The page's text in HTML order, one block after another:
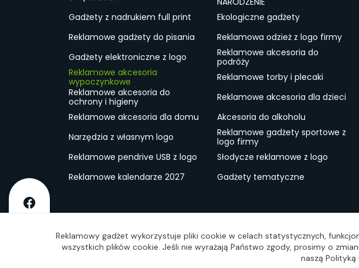
Gadżety z nadrukiem full print
Ekologiczne gadżety
Reklamowe gadżety do pisania
Reklamowa odzież z logo firmy
Gadżety elektroniczne z logo
Reklamowe akcesoria do
podróży
Reklamowe akcesoria
wypoczynkowe
Reklamowe torby i plecaki
Reklamowe akcesoria do
ochrony i higieny
Reklamowe akcesoria dla dzieci
Reklamowe akcesoria dla domu
Akcesoria do alkoholu
Narzędzia z własnym logo
Reklamowe gadżety sportowe z
logo firmy
Reklamowe pendrive USB z logo
Słodycze reklamowe z logo
Reklamowe kalendarze 2027
Gadżety tematyczne
Reklamowy gadżet wykorzystuje pliki cookie w celach statystycznych,
wszystkich plików cookie. Jeśli nie wyrażają Państwo zgody, prosimy o
naszą Polityką